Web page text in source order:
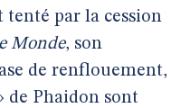
par la cession
Monde, son
de renflouement,
de Phaidon sont